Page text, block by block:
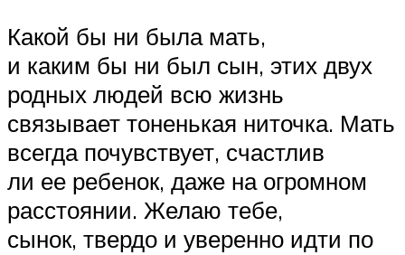
Какой бы ни была мать,
и каким бы ни был сын, этих двух
родных людей всю жизнь
связывает тоненькая ниточка. Мать
всегда почувствует, счастлив
ли ее ребенок, даже на огромном
расстоянии. Желаю тебе,
сынок, твердо и уверенно идти по